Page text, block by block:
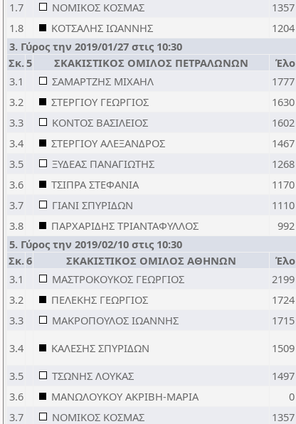
1.7
ΝΟΜΙΚΟΣ ΚΟΣΜΑΣ 1357
1.8
ΚΟΤΣΑΛΗΣ ΙΩΑΝΝΗΣ 1204
3. Γύρος την 2019/01/27 στις 10:30
Σκ.5 ΣΚΑΚΙΣΤΙΚΟΣ ΟΜΙΛΟΣ ΠΕΤΡΑΛΩΝΩΝ Έλο
3.1
ΣΑΜΑΡΤΖΗΣ ΜΙΧΑΗΛ 1777
3.2
ΣΤΕΡΓΙΟΥ ΓΕΩΡΓΙΟΣ 1630
3.3
ΚΟΝΤΟΣ ΒΑΣΙΛΕΙΟΣ 1602
3.4
ΣΤΕΡΓΙΟΥ ΑΛΕΞΑΝΔΡΟΣ 1467
3.5
ΞΥΔΕΑΣ ΠΑΝΑΓΙΩΤΗΣ 1268
3.6
ΤΣΙΠΡΑ ΣΤΕΦΑΝΙΑ 1170
3.7
ΓΙΑΝΙ ΣΠΥΡΙΔΩΝ 1110
3.8
ΠΑΡΧΑΡΙΔΗΣ ΤΡΙΑΝΤΑΦΥΛΛΟΣ 992
5. Γύρος την 2019/02/10 στις 10:30
Σκ.6 ΣΚΑΚΙΣΤΙΚΟΣ ΟΜΙΛΟΣ ΑΘΗΝΩΝ Έλο
3.1
ΜΑΣΤΡΟΚΟΥΚΟΣ ΓΕΩΡΓΙΟΣ 2199
3.2
ΠΕΛΕΚΗΣ ΓΕΩΡΓΙΟΣ 1724
3.3
ΜΑΚΡΟΠΟΥΛΟΣ ΙΩΑΝΝΗΣ 1715
3.4
ΚΑΛΕΣΗΣ ΣΠΥΡΙΔΩΝ 1509
3.5
ΤΣΩΝΗΣ ΛΟΥΚΑΣ 1497
3.6
ΜΑΝΩΛΟΥΚΟΥ ΑΚΡΙΒΗ-ΜΑΡΙΑ 0
3.7
ΝΟΜΙΚΟΣ ΚΟΣΜΑΣ 1357